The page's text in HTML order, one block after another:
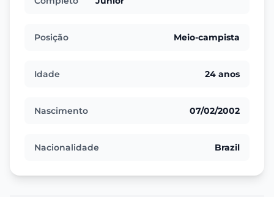
Posição Meio-campista
Idade 24 anos
Nascimento 07/02/2002
Nacionalidade Brazil